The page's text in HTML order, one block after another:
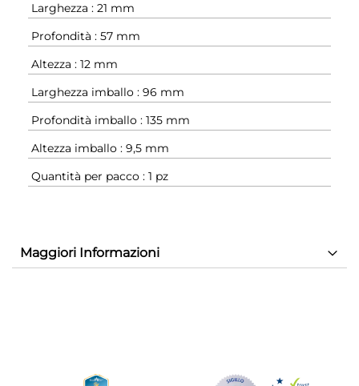
Larghezza : 21 mm
Profondità : 57 mm
Altezza : 12 mm
Larghezza imballo : 96 mm
Profondità imballo : 135 mm
Altezza imballo : 9,5 mm
Quantità per pacco : 1 pz
Maggiori Informazioni